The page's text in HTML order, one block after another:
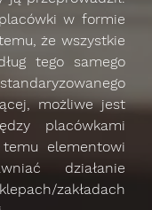
w formie
że wszystkie
tego samego
możliwe jest
placówkami
elementowi
działanie
zakładach